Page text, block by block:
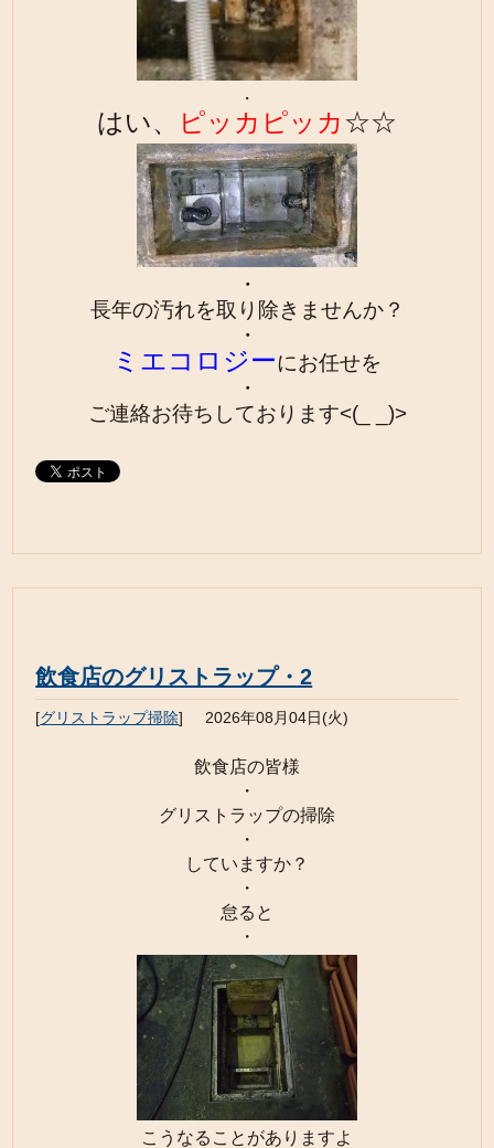
・
はい、 ピッカピッカ ☆☆
・
長年の汚れを取り除きませんか？
・
ミエコロジーにお任せを
・
ご連絡お待ちしております<(_ _)>
飲食店のグリストラップ・2
[グリストラップ掃除] 2026年08月04日(火)
飲食店の皆様
・
グリストラップの掃除
・
していますか？
・
怠ると
・
こうなることがありますよ